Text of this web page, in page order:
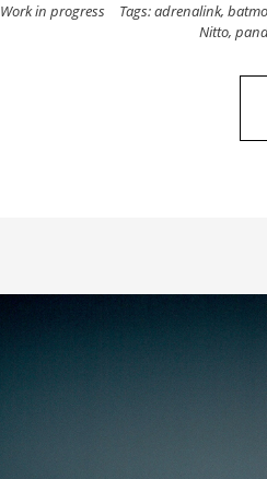
Work in progress Tags:adrenalink,
Nitto,